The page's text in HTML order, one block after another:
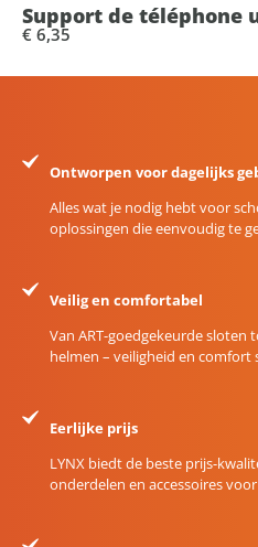
Support de téléphone
€ 6,35
Ontworpen voor dagelijks
Alles wat je nodig hebt voor
oplossingen die eenvoudig te
Veilig en comfortabel
Van ART-goedgekeurde sloten
helmen – veiligheid en comfort
Eerlijke prijs
LYNX biedt de beste prijs-
onderdelen en accessoires